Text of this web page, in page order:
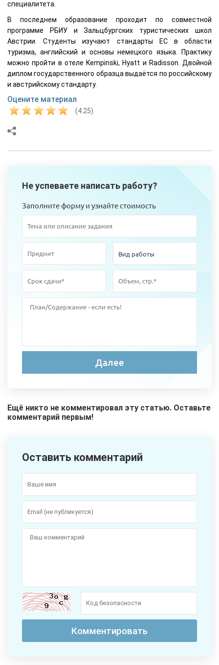
специалитета.
В последнем образование проходит по совместной
программе РБИУ и Зальцбургских туристических школ
Австрии. Студенты изучают стандарты ЕС в области
туризма, английский и основы немецкого языка. Практику
можно пройти в отеле Kempinski, Hyatt и Radisson. Двойной
диплом государственного образца выдаётся по российскому
и австрийскому стандарту.
Оцените материал
(4.25)
Не успеваете написать работу?
Заполните форму и узнайте стоимость
Ещё никто не комментировал эту статью. Оставьте
комментарий первым!
Оставить комментарий